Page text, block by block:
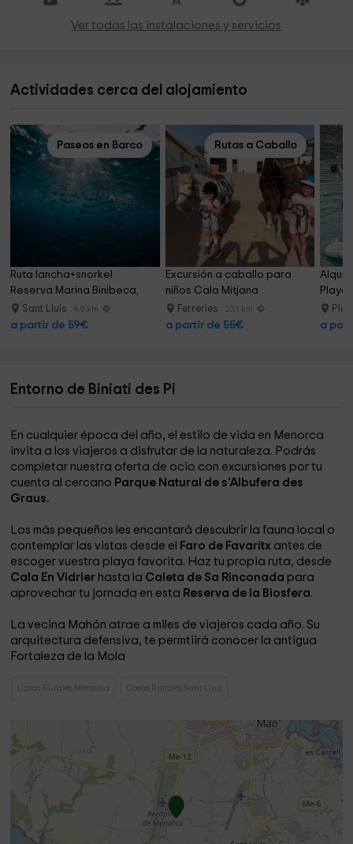
Ver todas las instalaciones y servicios
Actividades cerca del alojamiento
Paseos en Barco
Ruta lancha+snorkel
Reserva Marina Binibeca,
niñosSant Lluís 4.8 km
a partir de 59€
Rutas a Caballo
Excursión a caballo para
niños Cala Mitjana
Ferreries 23.1 km
a partir de 55€
Playa
a
Entorno de Biniati des Pi
En cualquier época del año, el estilo de vida en Menorca
invita a los viajeros a disfrutar de la naturaleza. Podrás
completar nuestra oferta de ocio con excursiones por tu
cuenta al cercano Parque Natural de s'Albufera des
Graus.
Los más pequeños les encantará descubrir la fauna local o
contemplar las vistas desde el
Faro de Favaritx antes de
escoger vuestra playa favorita. Haz tu propia ruta, desde
Cala En Vidrier hasta la Caleta de Sa Rinconada para
aprovechar tu jornada en esta Reserva de la Biosfera.
La vecina Mahón atrae a miles de viajeros cada año. Su
arquitectura defensiva, te permtiirá conocer la antigua
Fortaleza de la Mola
Casas Rurales Menorca Casas Rurales Sant Lluís